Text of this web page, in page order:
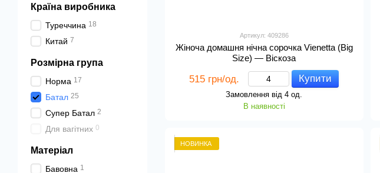
Артикул: 409286
Жіноча домашня нічна сорочка Vienetta (Big
Size) — Віскоза
515 грн/од. Купити
Замовлення від 4 од.
В наявності
НОВИНКА
Країна виробника
Туреччина 18
Китай 7
Розмірна група
Норма 17
Батал 25
Супер Батал 2
Для вагітних 0
Матеріал
Бавовна 1